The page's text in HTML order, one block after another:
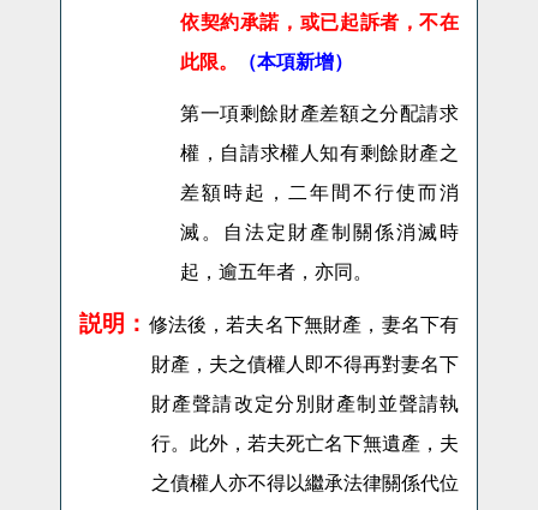
依契約承諾，或已起訴者，不在
此限。
（本項新增）
第一項剩餘財產差額之分配請求
權，自請求權人知有剩餘財產之
差額時起，二年間不行使而消
滅。自法定財產制關係消滅時
起，逾五年者，亦同。
説明： 修法後，若夫名下無財產，妻名下有
財產，夫之債權人即不得再對妻名下
財產聲請改定分別財產制並聲請執
行。此外，若夫死亡名下無遺產，夫
之債權人亦不得以繼承法律關係代位